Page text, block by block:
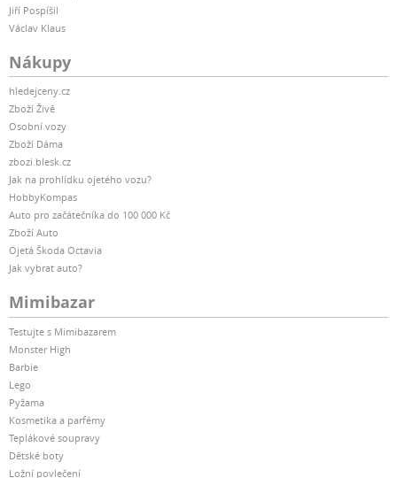
Jiří Pospíšil
Václav Klaus
Nákupy
hledejceny.cz
Zboží Živě
Osobní vozy
Zboží Dáma
zbozi.blesk.cz
Jak na prohlídku ojetého vozu?
HobbyKompas
Auto pro začátečníka do 100 000 Kč
Zboží Auto
Ojetá Škoda Octavia
Jak vybrat auto?
Mimibazar
Testujte s Mimibazarem
Monster High
Barbie
Lego
Pyžama
Kosmetika a parfémy
Teplákové soupravy
Dětské boty
Ložní povlečení